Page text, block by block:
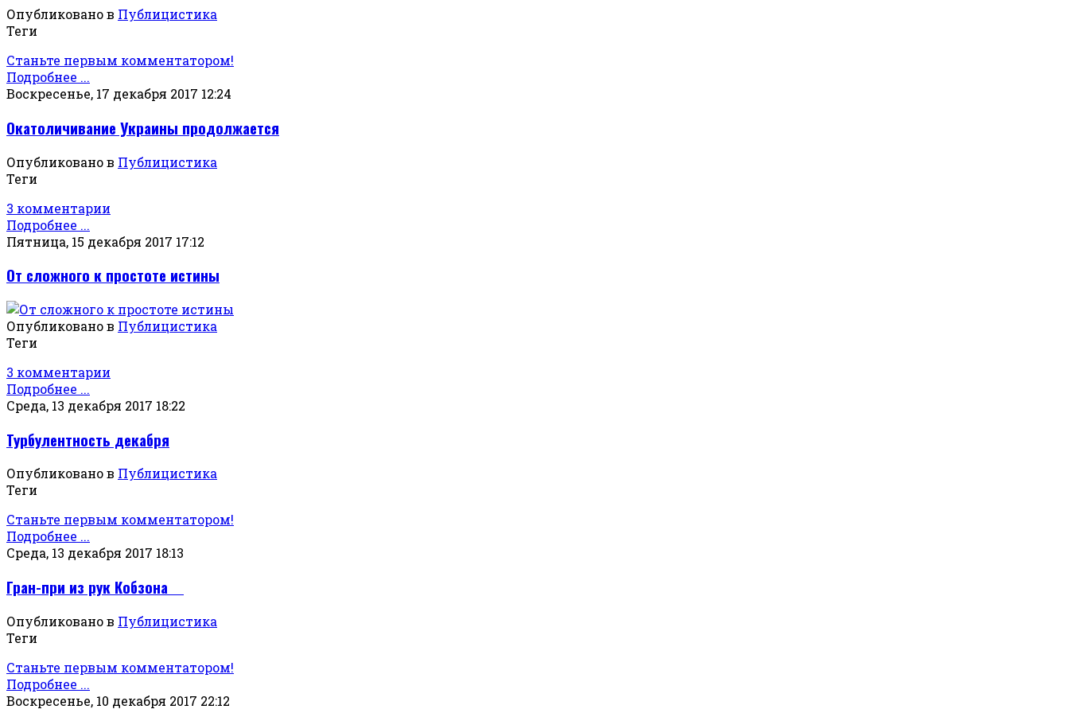
Опубликовано в Публицистика
Теги
Станьте первым комментатором!
Подробнее ...
Воскресенье, 17 декабря 2017 12:24
Окатоличивание Украины продолжается
Опубликовано в Публицистика
Теги
3 комментарии
Подробнее ...
Пятница, 15 декабря 2017 17:12
От сложного к простоте истины
Опубликовано в Публицистика
Теги
3 комментарии
Подробнее ...
Среда, 13 декабря 2017 18:22
Турбулентность декабря
Опубликовано в Публицистика
Теги
Станьте первым комментатором!
Подробнее ...
Среда, 13 декабря 2017 18:13
Гран-при из рук Кобзона
Опубликовано в Публицистика
Теги
Станьте первым комментатором!
Подробнее ...
Воскресенье, 10 декабря 2017 22:12